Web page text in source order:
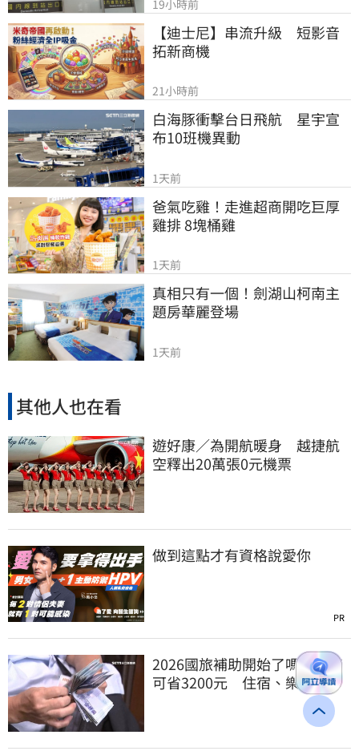
19小時前
【迪士尼】串流升級　短影音
拓新商機
21小時前
白海豚衝擊台日飛航　星宇宣
布10班機異動
1天前
爸氣吃雞！走進超商開吃巨厚
雞排 8塊桶雞
1天前
真相只有一個！劍湖山柯南主
題房華麗登場
1天前
其他人也在看
遊好康／為開航暖身 越捷航
空釋出20萬張0元機票
做到這點才有資格說愛你
PR
2026國旅補助開始了嗎？最高
可省3200元 住宿、樂園、交